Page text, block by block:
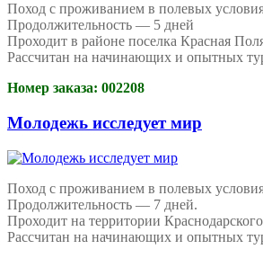
Поход с проживанием в полевых
Продолжительность — 5 дней
Проходит в районе поселка Красная
Рассчитан на начинающих и опытных
Номер заказа: 002208
Молодежь исследует мир
Поход с проживанием в полевых
Продолжительность — 7 дней.
Проходит на территории
Рассчитан на начинающих и опытных